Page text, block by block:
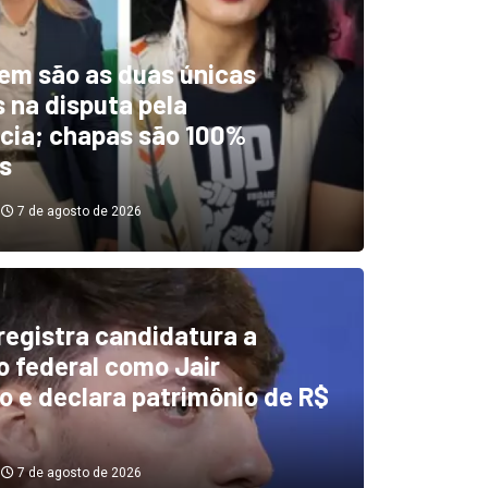
desvios de
emendas Pix
7 de agosto de 2026
são as duas únicas
na disputa pela
chapas são 100%
7 de agosto de 2026
candidatura a
federal como Jair
e declara patrimônio de R$
7 de agosto de 2026